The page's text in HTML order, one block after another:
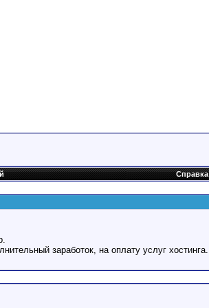
Справка
заработок, на оплату услуг хостинга.